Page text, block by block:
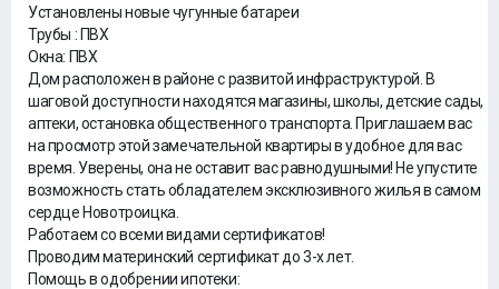
Установлены новые чугунные батареи
Трубы : ПВХ
Окна: ПВХ
Дом расположен в районе с развитой инфраструктурой. В
шаговой доступности находятся магазины, школы, детские сады,
аптеки, остановка общественного транспорта. Приглашаем вас
на просмотр этой замечательной квартиры в удобное для вас
время. Уверены, она не оставит вас равнодушными! Не упустите
возможность стать обладателем эксклюзивного жилья в самом
сердце Новотроицка.
Работаем со всеми видами сертификатов!
Проводим материнский сертификат до 3-х лет.
Помощь в одобрении ипотеки: